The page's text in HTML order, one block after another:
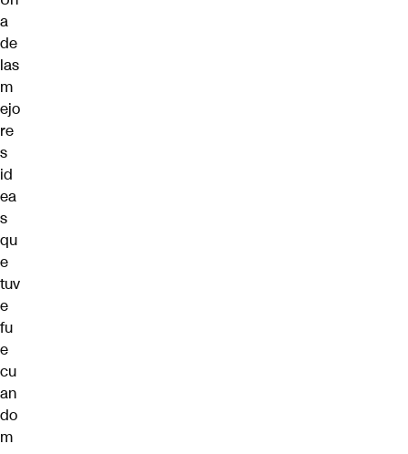
a
de
las
m
ejo
re
s
id
ea
s
qu
e
tuv
e
fu
e
cu
an
do
m